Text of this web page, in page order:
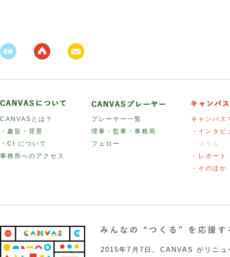
CANVASとは？
・趣旨・背景
・CI について
事務所へのアクセス
プレーヤー一覧
理事・監事・事務局
フェロー
キャンバス
・インタビ
・コラム
・レポート
・そのほか
2015年7月7日。CANVAS がリニュ